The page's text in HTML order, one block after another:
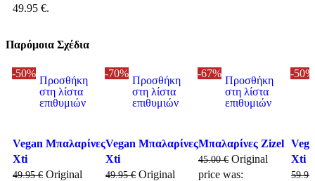
49.95 €.
Παρόμοια Σχέδια
-50%
Προσθήκη
στη λίστα
επιθυμιών
Vegan Μπαλαρίνες
Xti
49.95€ Original
-70%
Προσθήκη
στη λίστα
επιθυμιών
Vegan Μπαλαρίνες
Xti
49.95€ Original
-67%
Προσθήκη
στη λίστα
επιθυμιών
Μπαλαρίνες Zizel
45.00€ Original
price was:
-50%
Xti